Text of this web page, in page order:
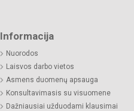
Informacija
Nuorodos
Laisvos darbo vietos
Asmens duomenų apsauga
Konsultavimasis su visuomene
Dažniausiai užduodami klausimai